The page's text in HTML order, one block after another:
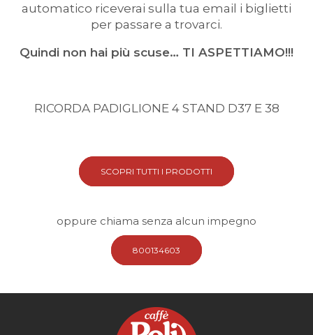
automatico riceverai sulla tua email i biglietti
per passare a trovarci.
Quindi non hai più scuse… TI ASPETTIAMO!!!
RICORDA PADIGLIONE 4 STAND D37 E 38
SCOPRI TUTTI I PRODOTTI
oppure chiama senza alcun impegno
800134603